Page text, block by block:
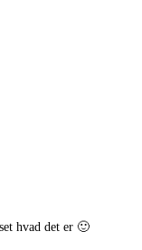
hvad det er 🙂